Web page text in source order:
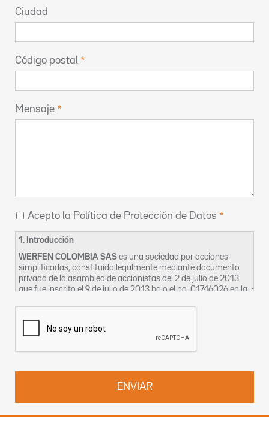
Ciudad
Código postal
Mensaje
Acepto la Política de Protección de Datos
1. Introducción
WERFEN COLOMBIA SAS es una sociedad por acciones
simplificadas, constituida legalmente mediante documento
privado de la asamblea de accionistas del 2 de julio de 2013
que fue inscrito el 9 de julio de 2013 bajo el no. 01746026 en la
tributariamente bajo el NIT 900633240-2 y para los efectos
de esta política se denominará en adelante como “La
habeas data, así como la privacidad, la intimidad y el buen
nombre de sus clientes, proveedores, trabajadores,
contratistas, bien sean estos activos o inactivos, ocasionales
o permanentes ha creado el siguiente Manual, en el cual
constan las políticas de uso de manejo de la información que